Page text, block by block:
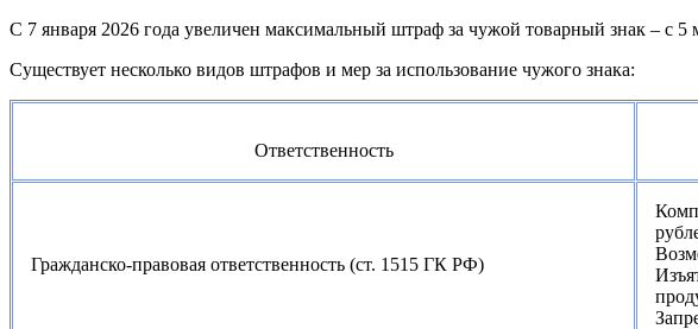
С 7 января 2026 года увеличен максимальный штраф за чужой товарный знак – с
Существует несколько видов штрафов и мер за использование чужого знака:
Ответственность
Гражданско-правовая ответственность (ст. 1515 ГК РФ)